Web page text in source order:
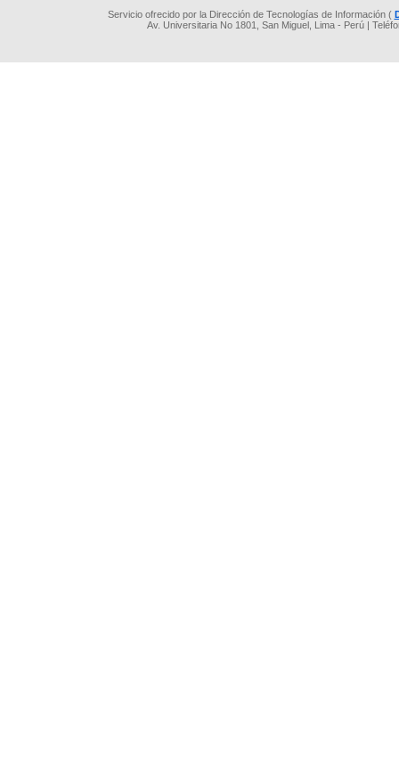
Servicio ofrecido por la Dirección de Tecnologías de Información (
Av. Universitaria No 1801, San Miguel, Lima - Perú |